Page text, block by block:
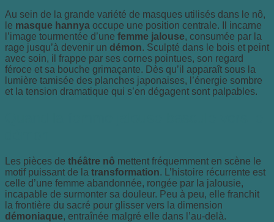
Au sein de la grande variété de masques utilisés dans le nô,
le masque hannya occupe une position centrale. Il incarne
l’image tourmentée d’une femme jalouse, consumée par la
rage jusqu’à devenir un démon. Sculpté dans le bois et peint
avec soin, il frappe par ses cornes pointues, son regard
féroce et sa bouche grimaçante. Dès qu’il apparaît sous la
lumière tamisée des planches japonaises, l’énergie sombre
et la tension dramatique qui s’en dégagent sont palpables.
Les pièces de théâtre nô mettent fréquemment en scène le
motif puissant de la transformation. L’histoire récurrente est
celle d’une femme abandonnée, rongée par la jalousie,
incapable de surmonter sa douleur. Peu à peu, elle franchit
la frontière du sacré pour glisser vers la dimension
démoniaque, entraînée malgré elle dans l’au-delà.